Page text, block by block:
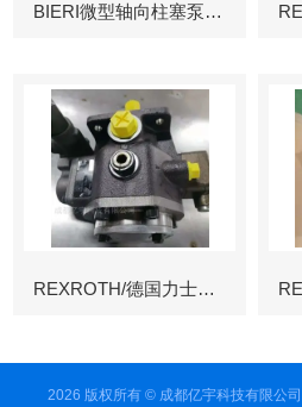
BIERI微型轴向柱塞泵AKP
REXROTH/德国力士乐叶片泵
2026 版权所有 © 成都亿宇科技有限公司